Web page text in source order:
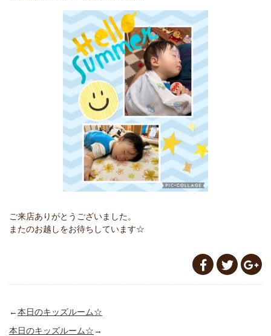
ご来店ありがとうございました。
またのお越しをお待ちしています☆
←本日のキッズルーム☆
本日のキッズルーム☆→